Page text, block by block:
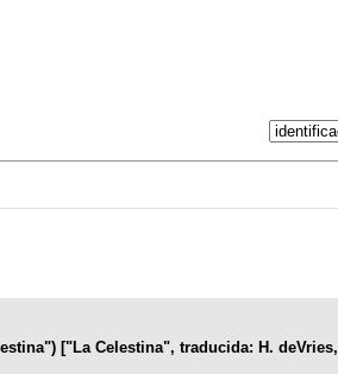
["La Celestina", traducida: H. deVries,